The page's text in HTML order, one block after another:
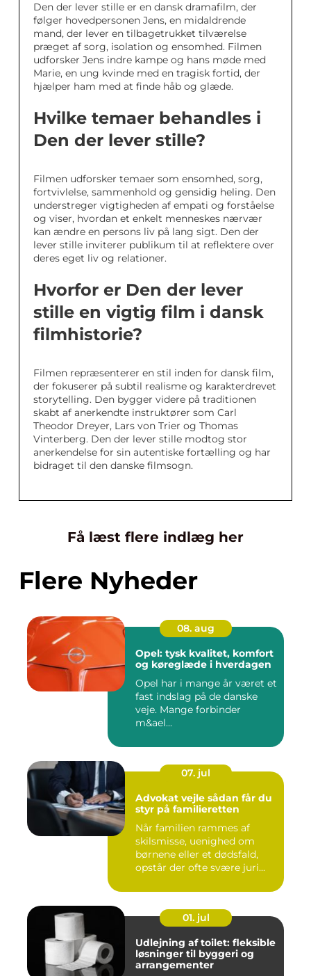
Den der lever stille er en dansk dramafilm, der
følger hovedpersonen Jens, en midaldrende
mand, der lever en tilbagetrukket tilværelse
præget af sorg, isolation og ensomhed. Filmen
udforsker Jens indre kampe og hans møde med
Marie, en ung kvinde med en tragisk fortid, der
hjælper ham med at finde håb og glæde.
Hvilke temaer behandles i
Den der lever stille?
Filmen udforsker temaer som ensomhed, sorg,
fortvivlelse, sammenhold og gensidig heling. Den
understreger vigtigheden af empati og forståelse
og viser, hvordan et enkelt menneskes nærvær
kan ændre en persons liv på lang sigt. Den der
lever stille inviterer publikum til at reflektere over
deres eget liv og relationer.
Hvorfor er Den der lever
stille en vigtig film i dansk
filmhistorie?
Filmen repræsenterer en stil inden for dansk film,
der fokuserer på subtil realisme og karakterdrevet
storytelling. Den bygger videre på traditionen
skabt af anerkendte instruktører som Carl
Theodor Dreyer, Lars von Trier og Thomas
Vinterberg. Den der lever stille modtog stor
anerkendelse for sin autentiske fortælling og har
bidraget til den danske filmsogn.
Få læst flere indlæg her
Flere Nyheder
08. aug
Opel: tysk kvalitet, komfort
og køreglæde i hverdagen
Opel har i mange år været et
fast indslag på de danske
veje. Mange forbinder
m&ael...
07. jul
Advokat vejle sådan får du
styr på familieretten
Når familien rammes af
skilsmisse, uenighed om
børnene eller et dødsfald,
opstår der ofte svære juri...
01. jul
Udlejning af toilet: fleksible
løsninger til byggeri og
arrangementer